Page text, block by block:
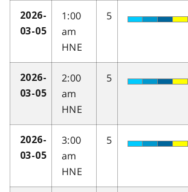
2026-
03-05
1:00
am
HNE
5
2026-
03-05
2:00
am
HNE
5
2026-
03-05
3:00
am
HNE
5